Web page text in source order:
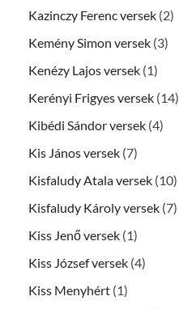
Kazinczy Ferenc versek (2)
Kemény Simon versek (3)
Kenézy Lajos versek (1)
Kerényi Frigyes versek (14)
Kibédi Sándor versek (4)
Kis János versek (7)
Kisfaludy Atala versek (10)
Kisfaludy Károly versek (7)
Kiss Jenő versek (1)
Kiss József versek (4)
Kiss Menyhért (1)